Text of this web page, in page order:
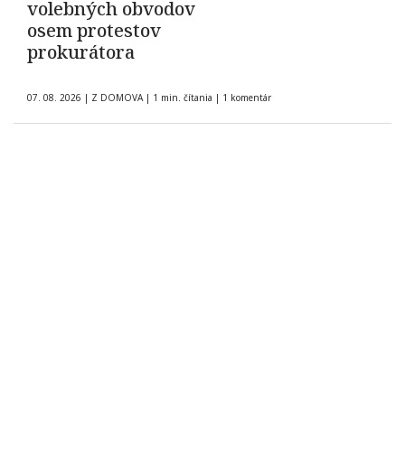
volebných obvodov
osem protestov
prokurátora
07. 08. 2026 | Z DOMOVA | 1 min. čítania | 1 komentár